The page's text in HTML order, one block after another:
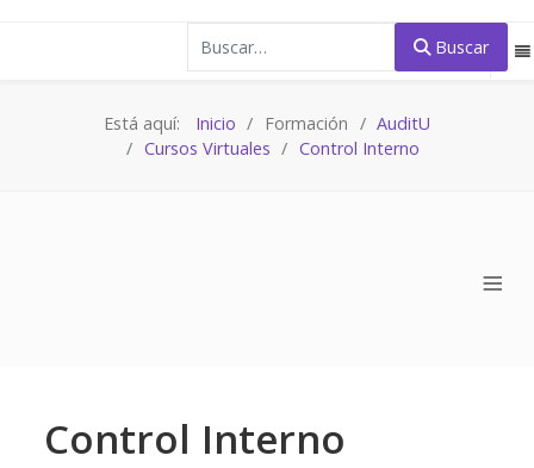
Buscar
Está aquí: Inicio Formación
AuditU
Cursos Virtuales
Control Interno
≡
Control Interno